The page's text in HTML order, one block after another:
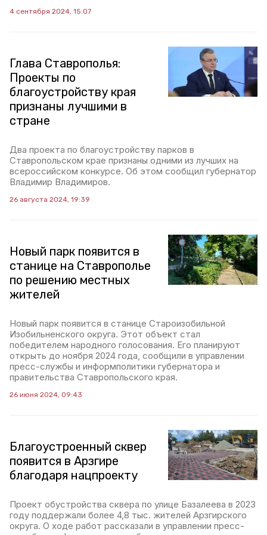
4 сентября 2024, 15:07
Глава Ставрополья:
Проекты по
благоустройству края
признаны лучшими в
стране
Два проекта по благоустройству парков в
Ставропольском крае признаны одними из лучших на
всероссийском конкурсе. Об этом сообщил губернатор
Владимир Владимиров.
26 августа 2024, 19:39
Новый парк появится в
станице на Ставрополье
по решению местных
жителей
Новый парк появится в станице Староизобильной
Изобильненского округа. Этот объект стал
победителем народного голосования. Его планируют
открыть до ноября 2024 года, сообщили в управлении
пресс-службы и информполитики губернатора и
правительства Ставропольского края.
26 июня 2024, 09:43
Благоустроенный сквер
появится в Арзгире
благодаря нацпроекту
Проект обустройства сквера по улице Базалеева в 2023
году поддержали более 4,8 тыс. жителей Арзгирского
округа. О ходе работ рассказали в управлении пресс-